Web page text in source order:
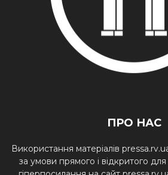
ПРО НАС
Використання матеріалів
за умови прямого і відкритого